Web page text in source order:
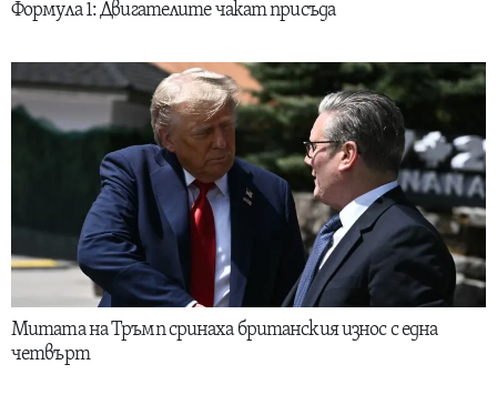
Формула 1: Двигателите чакат присъда
Митата на Тръмп сринаха британския износ с една
четвърт